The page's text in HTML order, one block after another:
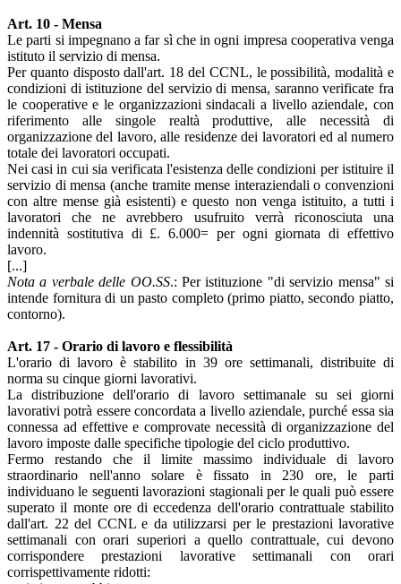
Art. 10 - Mensa
Le parti si impegnano a far sì che in ogni impresa cooperativa venga
istituto il servizio di mensa.
Per quanto disposto dall'art. 18 del CCNL, le possibilità, modalità e
condizioni di istituzione del servizio di mensa, saranno verificate fra
le cooperative e le organizzazioni sindacali a livello aziendale, con
riferimento alle singole realtà produttive, alle necessità di
organizzazione del lavoro, alle residenze dei lavoratori ed al numero
totale dei lavoratori occupati.
Nei casi in cui sia verificata l'esistenza delle condizioni per istituire il
servizio di mensa (anche tramite mense interaziendali o convenzioni
con altre mense già esistenti) e questo non venga istituito, a tutti i
lavoratori che ne avrebbero usufruito verrà riconosciuta una
indennità sostitutiva di £. 6.000= per ogni giornata di effettivo
lavoro.
[...]
Nota a verbale delle OO.SS.: Per istituzione "di servizio mensa" si
intende fornitura di un pasto completo (primo piatto, secondo piatto,
contorno).
Art. 17 - Orario di lavoro e flessibilità
L'orario di lavoro è stabilito in 39 ore settimanali, distribuite di
norma su cinque giorni lavorativi.
La distribuzione dell'orario di lavoro settimanale su sei giorni
lavorativi potrà essere concordata a livello aziendale, purché essa sia
connessa ad effettive e comprovate necessità di organizzazione del
lavoro imposte dalle specifiche tipologie del ciclo produttivo.
Fermo restando che il limite massimo individuale di lavoro
straordinario nell'anno solare è fissato in 230 ore, le parti
individuano le seguenti lavorazioni stagionali per le quali può essere
superato il monte ore di eccedenza dell'orario contrattuale stabilito
dall'art. 22 del CCNL e da utilizzarsi per le prestazioni lavorative
settimanali con orari superiori a quello contrattuale, cui devono
corrispondere prestazioni lavorative settimanali con orari
corrispettivamente ridotti: